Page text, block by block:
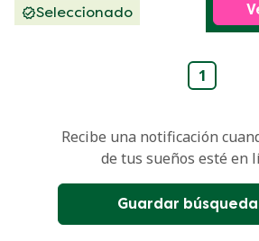
Seleccionado
1
Recibe una notificación
de tus sueños esté en
Guardar búsqueda